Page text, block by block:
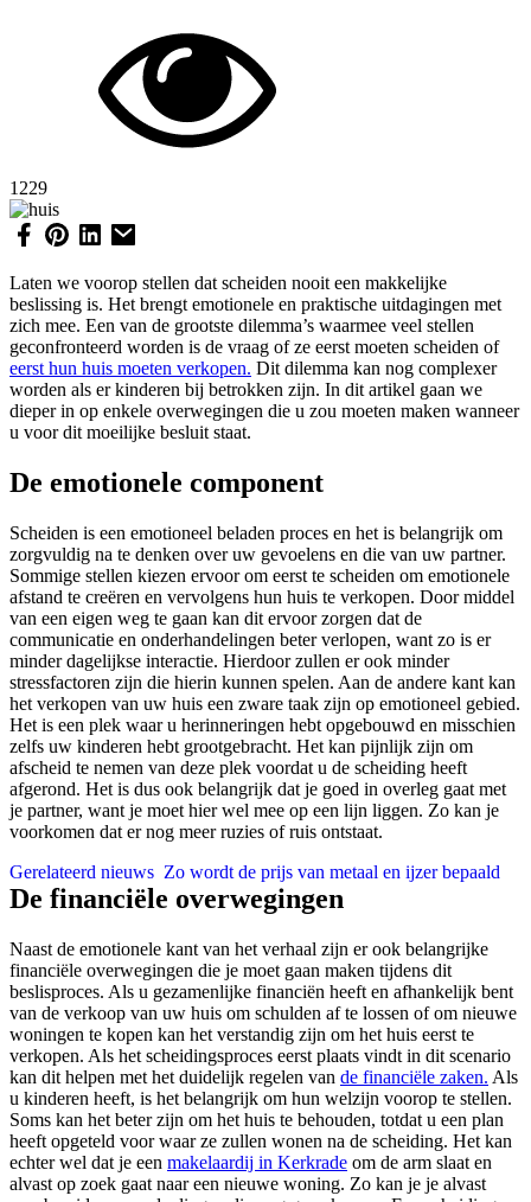
1229
Laten we voorop stellen dat scheiden nooit een makkelijke
beslissing is. Het brengt emotionele en praktische uitdagingen met
zich mee. Een van de grootste dilemma’s waarmee veel stellen
geconfronteerd worden is de vraag of ze eerst moeten scheiden of
eerst hun huis moeten verkopen. Dit dilemma kan nog complexer
worden als er kinderen bij betrokken zijn. In dit artikel gaan we
dieper in op enkele overwegingen die u zou moeten maken wanneer
u voor dit moeilijke besluit staat.
De emotionele component
Scheiden is een emotioneel beladen proces en het is belangrijk om
zorgvuldig na te denken over uw gevoelens en die van uw partner.
Sommige stellen kiezen ervoor om eerst te scheiden om emotionele
afstand te creëren en vervolgens hun huis te verkopen. Door middel
van een eigen weg te gaan kan dit ervoor zorgen dat de
communicatie en onderhandelingen beter verlopen, want zo is er
minder dagelijkse interactie. Hierdoor zullen er ook minder
stressfactoren zijn die hierin kunnen spelen. Aan de andere kant kan
het verkopen van uw huis een zware taak zijn op emotioneel gebied.
Het is een plek waar u herinneringen hebt opgebouwd en misschien
zelfs uw kinderen hebt grootgebracht. Het kan pijnlijk zijn om
afscheid te nemen van deze plek voordat u de scheiding heeft
afgerond. Het is dus ook belangrijk dat je goed in overleg gaat met
je partner, want je moet hier wel mee op een lijn liggen. Zo kan je
voorkomen dat er nog meer ruzies of ruis ontstaat.
Gerelateerd nieuws Zo wordt de prijs van metaal en ijzer bepaald
De financiële overwegingen
Naast de emotionele kant van het verhaal zijn er ook belangrijke
financiële overwegingen die je moet gaan maken tijdens dit
beslisproces. Als u gezamenlijke financiën heeft en afhankelijk bent
van de verkoop van uw huis om schulden af te lossen of om nieuwe
woningen te kopen kan het verstandig zijn om het huis eerst te
verkopen. Als het scheidingsproces eerst plaats vindt in dit scenario
kan dit helpen met het duidelijk regelen van de financiële zaken. Als
u kinderen heeft, is het belangrijk om hun welzijn voorop te stellen.
Soms kan het beter zijn om het huis te behouden, totdat u een plan
heeft opgeteld voor waar ze zullen wonen na de scheiding. Het kan
echter wel dat je een makelaardij in Kerkrade om de arm slaat en
alvast op zoek gaat naar een nieuwe woning. Zo kan je je alvast